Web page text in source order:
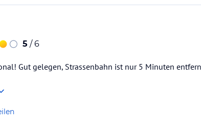
5 / 6
Gut gelegen, Strassenbahn ist nur 5 Minuten